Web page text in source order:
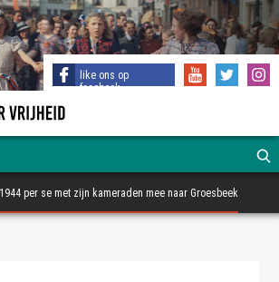
like ons op
facebook
per se met zijn kameraden mee naar Groesbeek